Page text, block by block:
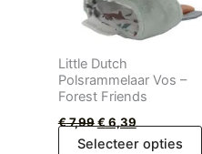
Little Dutch
Polsrammelaar Vos –
Forest Friends
€7,99 €6,39
Selecteer opties